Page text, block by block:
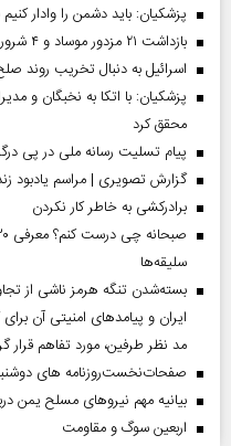
پزشکیان: باید دشمن را وادار کنیم
بازداشت ۲۱ مزدور موساد و ۴ شرور مسلح در استان کرمان
اسرائیل به دنبال تخریب روند
پزشکیان: با اتکا به نخبگان و
محقق کرد
پیام تسلیت رسانه ملی در پی
گزارش تصویری | مراسم یادبود
برادرکشی به خاطر کار نکردن
سلیقه‌ها
بسته‌شدن تنگه هرمز ناشی از
ایران و پیامد‌های امنیتی آن
مد نظر طرفین، مورد تفاهم قرار
صفحات‌نخست‌روزنامه ها‌ی دوشنبه‌۱۲
بیانیه مهم نیروهای مسلح یمن
اربعین سوگ و مقاومت